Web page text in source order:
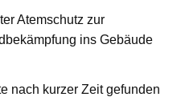
Atemschutz zur
ins Gebäude
nach kurzer Zeit gefunden